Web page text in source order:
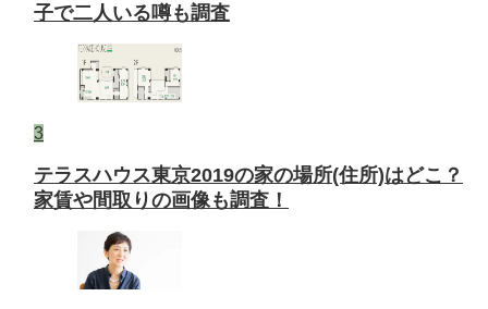
子で二人いる噂も調査
3
テラスハウス東京2019の家の場所(住所)はどこ？
家賃や間取りの画像も調査！